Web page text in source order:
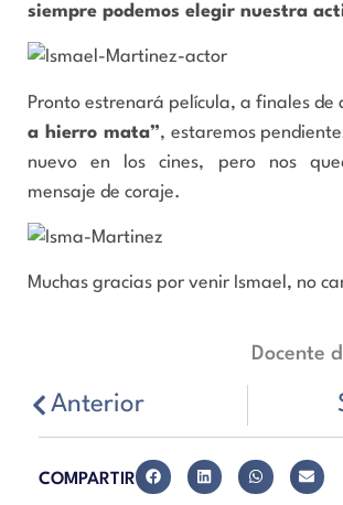
siempre podemos elegir nuestra
Pronto estrenará película, a finales de
a hierro mata”, estaremos
nuevo en los cines, pero nos
mensaje de coraje.
Muchas gracias por venir Ismael, no
Docente
Anterior
COMPARTIR